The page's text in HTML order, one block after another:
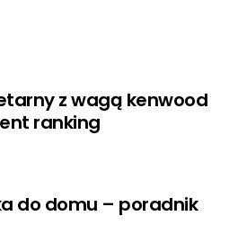
z wagą kenwood
ranking
do domu – poradnik